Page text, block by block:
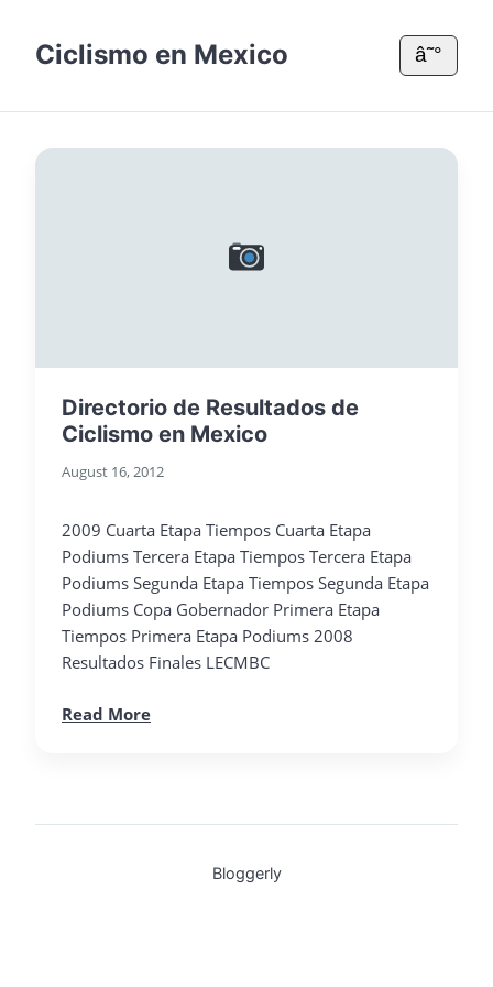
Ciclismo en Mexico â˜°
Directorio de Resultados de
Ciclismo en Mexico
August 16, 2012
2009 Cuarta Etapa Tiempos Cuarta Etapa
Podiums Tercera Etapa Tiempos Tercera Etapa
Podiums Segunda Etapa Tiempos Segunda Etapa
Podiums Copa Gobernador Primera Etapa
Tiempos Primera Etapa Podiums 2008
Resultados Finales LECMBC
Read More
Bloggerly